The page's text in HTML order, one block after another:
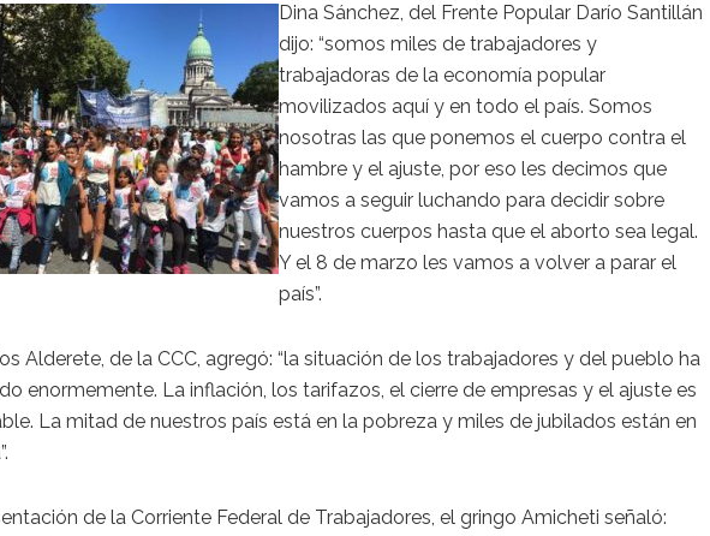
Dina Sánchez, del Frente Popular Darío Santillán
dijo: “somos miles de trabajadores y
trabajadoras de la economía popular
movilizados aquí y en todo el país. Somos
nosotras las que ponemos el cuerpo contra el
hambre y el ajuste, por eso les decimos que
vamos a seguir luchando para decidir sobre
nuestros cuerpos hasta que el aborto sea legal.
Y el 8 de marzo les vamos a volver a parar el
país”.
Alderete, de la CCC, agregó: “la situación de los trabajadores y del pueblo ha
enormemente. La inflación, los tarifazos, el cierre de empresas y el ajuste es
La mitad de nuestros país está en la pobreza y miles de jubilados están en
de la Corriente Federal de Trabajadores, el gringo Amicheti señaló: